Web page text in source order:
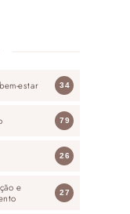
estar 34
79
26
e
27